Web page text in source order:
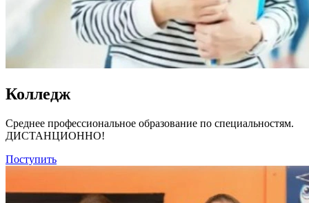
Колледж
Среднее профессиональное образование по специальностям.
ДИСТАНЦИОННО!
Поступить